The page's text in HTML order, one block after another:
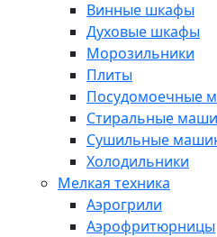
Винные шкафы
Духовые шкафы
Морозильники
Плиты
Посудомоечные
Стиральные
Сушильные
Холодильники
Мелкая техника
Аэрогрили
Аэрофритюрницы